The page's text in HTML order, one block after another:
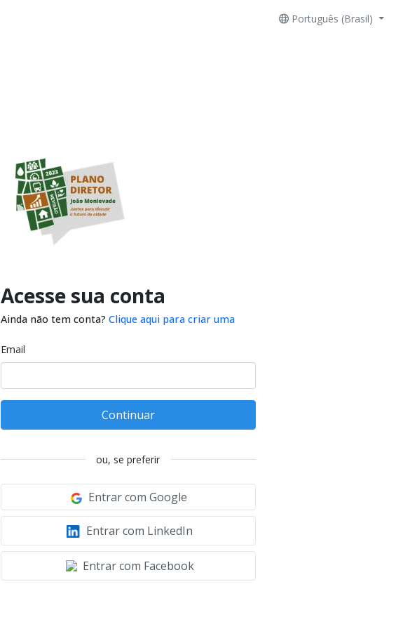
Português (Brasil)
Acesse sua conta
Ainda não tem conta? Clique aqui para criar uma
Email
Continuar
ou, se preferir
Entrar com Google
Entrar com LinkedIn
Entrar com Facebook